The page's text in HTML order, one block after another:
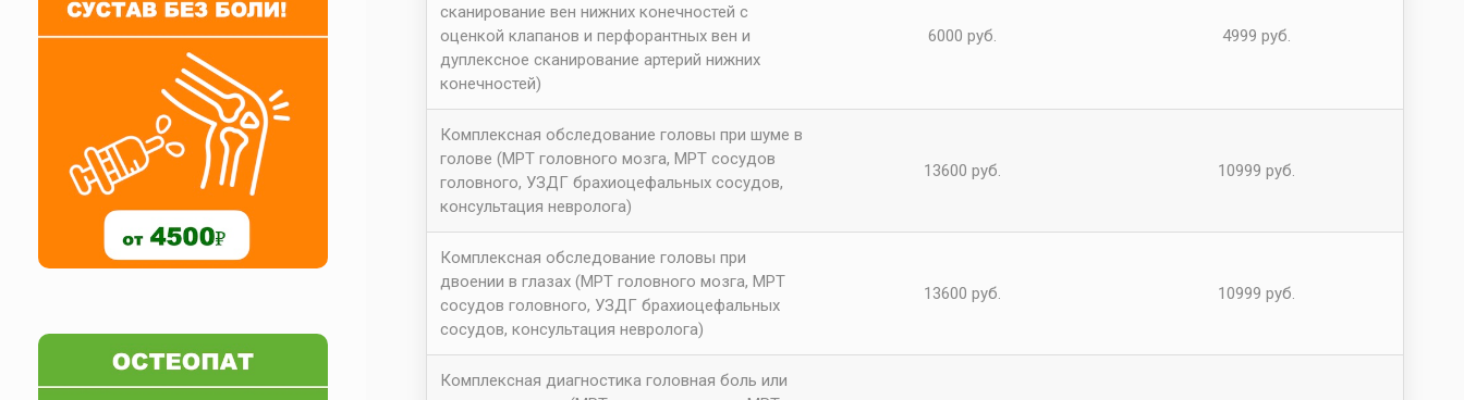
сканирование вен нижних конечностей с
оценкой клапанов и перфорантных вен и
дуплексное сканирование артерий нижних
конечностей)
6000 руб. 4999 руб.
Комплексная обследование головы при шуме в
голове (МРТ головного мозга, МРТ сосудов
головного, УЗДГ брахиоцефальных сосудов,
консультация невролога)
13600 руб. 10999 руб.
Комплексная обследование головы при
двоении в глазах (МРТ головного мозга, МРТ
сосудов головного, УЗДГ брахиоцефальных
сосудов, консультация невролога)
13600 руб. 10999 руб.
Комплексная диагностика головная боль или